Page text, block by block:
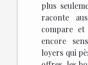
plus
raconte
compare
encore
loyers qui